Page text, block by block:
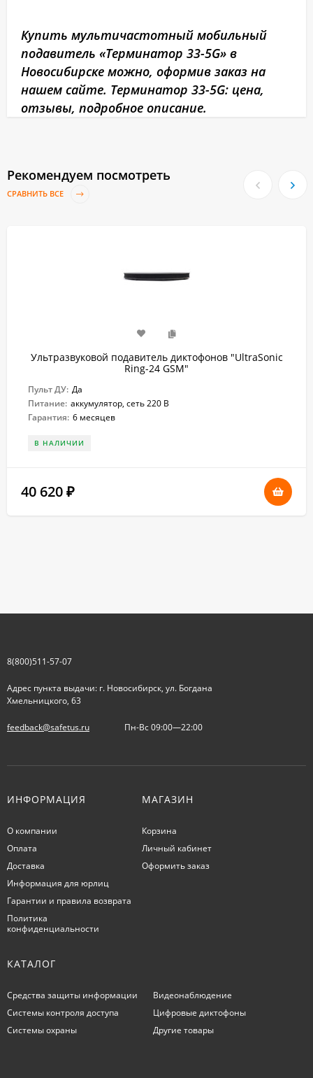
Купить мультичастотный мобильный
подавитель «Терминатор 33-5G» в
Новосибирске можно, оформив заказ на
нашем сайте. Терминатор 33-5G: цена,
отзывы, подробное описание.
Рекомендуем посмотреть
СРАВНИТЬ ВСЕ
Ультразвуковой подавитель диктофонов "UltraSonic
Ring-24 GSM"
Пульт ДУ: Да
Питание: аккумулятор, сеть 220 В
Гарантия: 6 месяцев
В НАЛИЧИИ
40 620 ₽
8(800)511-57-07
Адрес пункта выдачи: г. Новосибирск, ул. Богдана
Хмельницкого, 63
feedback@safetus.ru Пн-Вс 09:00—22:00
ИНФОРМАЦИЯ
О компании
Оплата
Доставка
Информация для юрлиц
Гарантии и правила возврата
Политика
конфиденциальности
МАГАЗИН
Корзина
Личный кабинет
Оформить заказ
КАТАЛОГ
Средства защиты информации
Системы контроля доступа
Системы охраны
Видеонаблюдение
Цифровые диктофоны
Другие товары